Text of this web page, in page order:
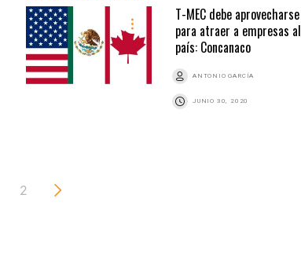
T-MEC debe aprovecharse
para atraer a empresas al
país: Concanaco
ANTONIO GARCÍA
JUNIO 30, 2020
2